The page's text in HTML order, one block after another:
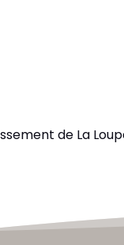
de La